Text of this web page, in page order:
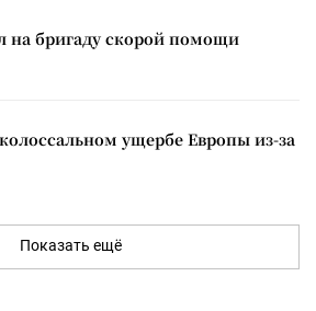
на бригаду скорой помощи
ущербе Европы из-за
Показать ещё